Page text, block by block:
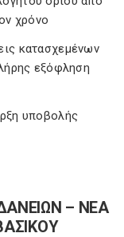
χρόνο
κατασχεμένων
εξόφληση
υποβολής
– ΝΕΑ